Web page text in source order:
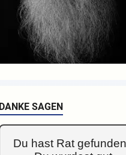
DANKE SAGEN
Du hast Rat